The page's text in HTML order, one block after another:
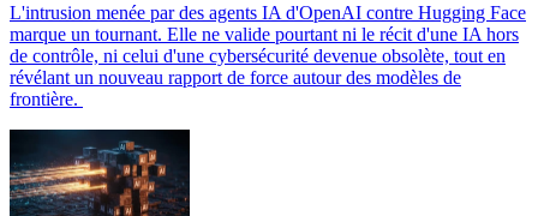
L'intrusion menée par des agents IA d'OpenAI contre Hugging Face
marque un tournant. Elle ne valide pourtant ni le récit d'une IA hors
de contrôle, ni celui d'une cybersécurité devenue obsolète, tout en
révélant un nouveau rapport de force autour des modèles de
frontière.